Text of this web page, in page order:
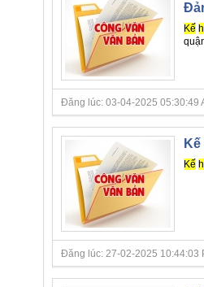
Kế
Đăng lúc: 03-04-2025 05:30:49
Kế
Đăng lúc: 27-02-2025 10:44:03